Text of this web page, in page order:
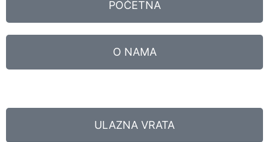
POČETNA
O NAMA
ULAZNA VRATA